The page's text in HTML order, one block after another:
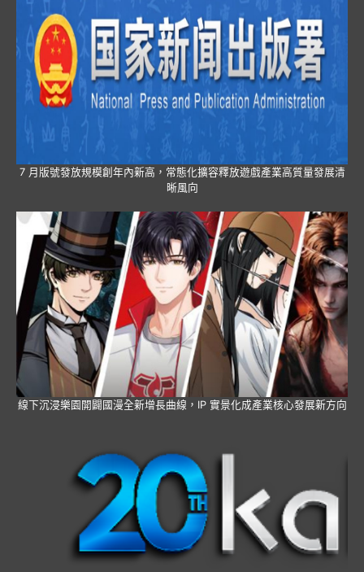
7 月版號發放規模創年內新高，常態化擴容釋放遊戲產業高質量發展清
晰風向
線下沉浸樂園開闢國漫全新增長曲線，IP 實景化成產業核心發展新方向